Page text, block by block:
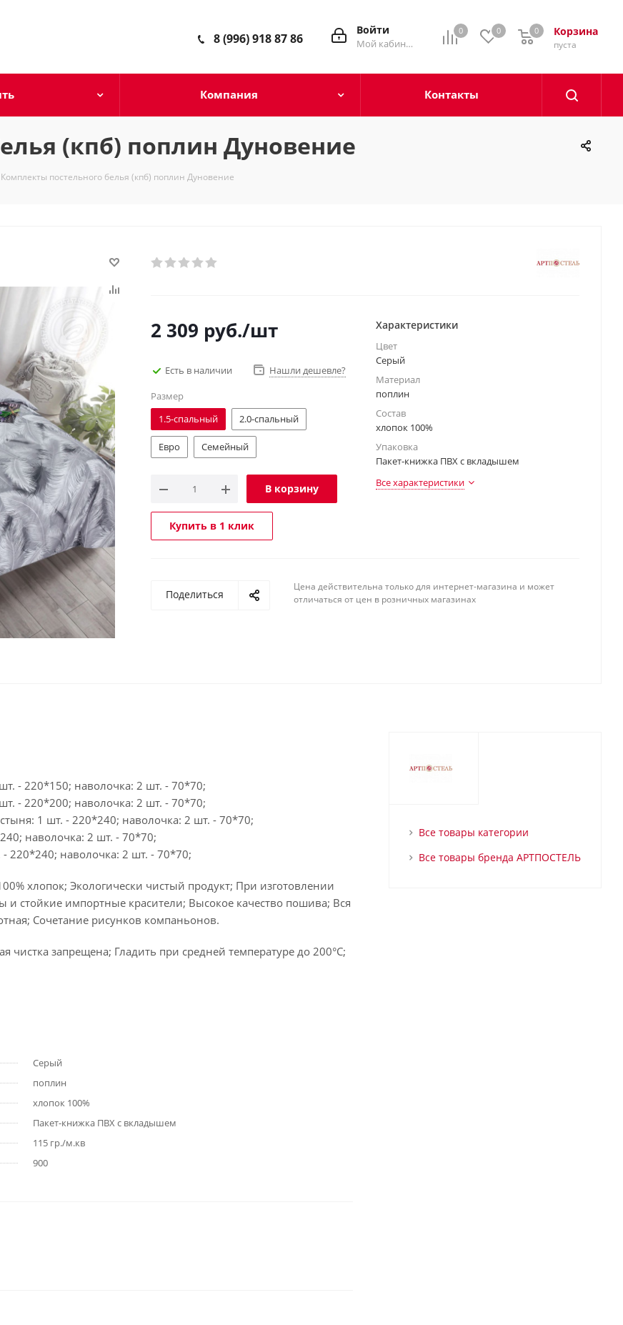
0 0 Корзина
0
пуста
0
Войти
Мой кабинет
8 (996) 918 87 86
Компания Контакты
(кпб) поплин Дуновение
Комплекты постельного белья (кпб) поплин Дуновение
2 309 руб./шт
Есть в наличии
Нашли дешевле?
Размер
1.5-спальный
2.0-спальный
Евро Семейный
В корзину
Купить в 1 клик
Характеристики
Цвет
Серый
Материал
поплин
Состав
хлопок 100%
Упаковка
Пакет-книжка ПВХ с вкладышем
Все характеристики
Поделиться
Цена действительна только для интернет-магазина и может
отличаться от цен в розничных магазинах
- 220*150; наволочка: 2 шт. - 70*70;
- 220*200; наволочка: 2 шт. - 70*70;
1 шт. - 220*240; наволочка: 2 шт. - 70*70;
наволочка: 2 шт. - 70*70;
220*240; наволочка: 2 шт. - 70*70;
хлопок; Экологически чистый продукт; При изготовлении
и стойкие импортные красители; Высокое качество пошива; Вся
Сочетание рисунков компаньонов.
запрещена; Гладить при средней температуре до 200°С;
Серый
поплин
хлопок 100%
Пакет-книжка ПВХ с вкладышем
115 гр./м.кв
900
Все товары категории
Все товары бренда АРТПОСТЕЛЬ